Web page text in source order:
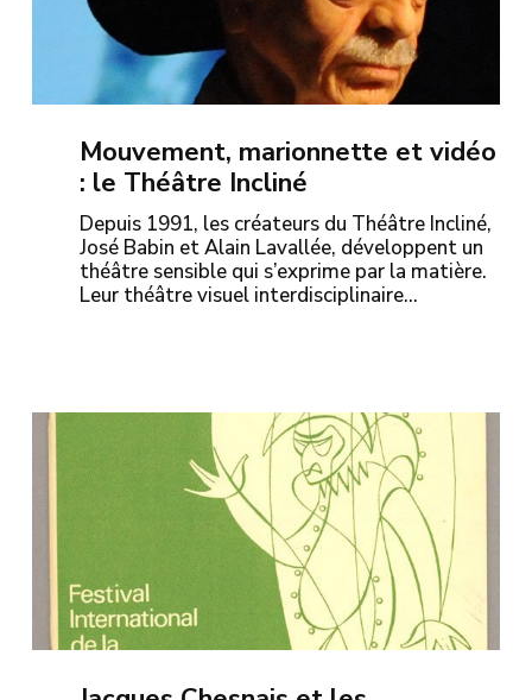
Mouvement, marionnette et vidéo
: le Théâtre Incliné
Depuis 1991, les créateurs du Théâtre Incliné,
José Babin et Alain Lavallée, développent un
théâtre sensible qui s’exprime par la matière.
Leur théâtre visuel interdisciplinaire…